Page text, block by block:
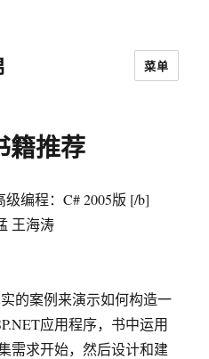
菜单
籍推荐
编程：C# 2005版 [/b]
王海涛
的案例来演示如何构造一
应用程序，书中运用
需求开始，然后设计和建